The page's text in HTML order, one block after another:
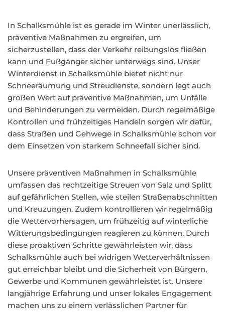
In Schalksmühle ist es gerade im Winter unerlässlich,
präventive Maßnahmen zu ergreifen, um
sicherzustellen, dass der Verkehr reibungslos fließen
kann und Fußgänger sicher unterwegs sind. Unser
Winterdienst in Schalksmühle bietet nicht nur
Schneeräumung und Streudienste, sondern legt auch
großen Wert auf präventive Maßnahmen, um Unfälle
und Behinderungen zu vermeiden. Durch regelmäßige
Kontrollen und frühzeitiges Handeln sorgen wir dafür,
dass Straßen und Gehwege in Schalksmühle schon vor
dem Einsetzen von starkem Schneefall sicher sind.
Unsere präventiven Maßnahmen in Schalksmühle
umfassen das rechtzeitige Streuen von Salz und Splitt
auf gefährlichen Stellen, wie steilen Straßenabschnitten
und Kreuzungen. Zudem kontrollieren wir regelmäßig
die Wettervorhersagen, um frühzeitig auf winterliche
Witterungsbedingungen reagieren zu können. Durch
diese proaktiven Schritte gewährleisten wir, dass
Schalksmühle auch bei widrigen Wetterverhältnissen
gut erreichbar bleibt und die Sicherheit von Bürgern,
Gewerbe und Kommunen gewährleistet ist. Unsere
langjährige Erfahrung und unser lokales Engagement
machen uns zu einem verlässlichen Partner für